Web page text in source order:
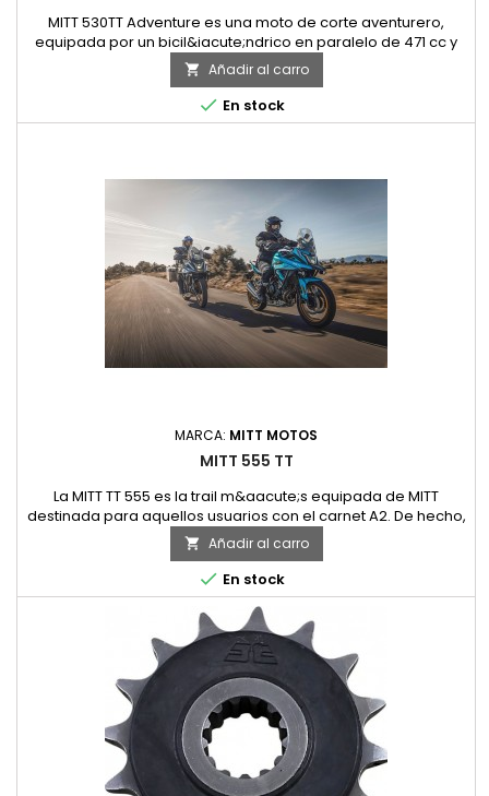
MITT 530TT Adventure es una moto de corte aventurero,
equipada por un bicil&iacute;ndrico en paralelo de 471 cc y
47 CV. Con algunos elementos enfocados en mejorar su
comportamiento en un uso off-road (llantas de radios y
neum&aacute;ticos de tacos) y otros dirigidos a ofrecer
mayor confort y funcionalidad (pantalla regulable y maletas).
 Añadir al carro
 En stock
MARCA: MITT MOTOS
MITT 555 TT
La MITT TT 555 es la trail m&aacute;s equipada de MITT
destinada para aquellos usuarios con el carnet A2. De hecho,
viene de serie con un amplio equipamiento al que
s&oacute;lo hay que a&ntilde;adir sus maletas de aluminio y
los anclajes. Dentro de estos accesorios originales
encontramos la instrumentaci&oacute;n con pantalla digital
TFT y conectividad,...
 Añadir al carro
 En stock